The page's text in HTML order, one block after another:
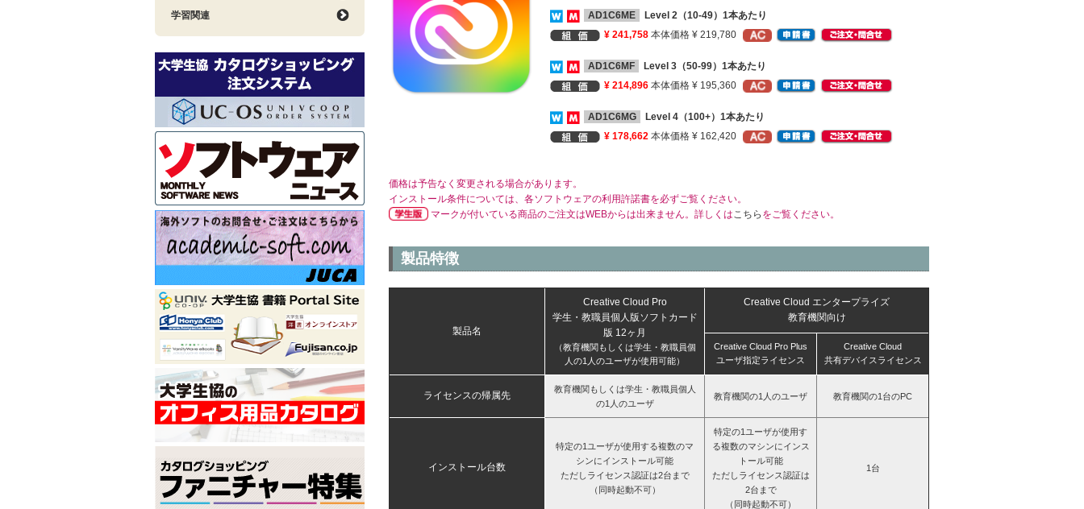
AD1C6ME
Level 2（10-49）1本あたり
¥ 241,758 本体価格 ¥ 219,780
AD1C6MF
Level 3（50-99）1本あたり
¥ 214,896 本体価格 ¥ 195,360
AD1C6MG
Level 4（100+）1本あたり
¥ 178,662 本体価格 ¥ 162,420
価格は予告なく変更される場合があります。
インストール条件については、各ソフトウェアの利用許諾書を必ずご覧ください。
マークが付いている商品のご注文はWEBからは出来ません。詳しくはこちら をご覧ください。
製品特徴
製品名
Creative Cloud Pro
学生・教職員個人版ソフトカード
版 12ヶ月
（教育機関もしくは学生・教職員個
人の1人のユーザが使用可能）
Creative Cloud エンタープライズ
教育機関向け
Creative Cloud Pro Plus
ユーザ指定ライセンス
Creative Cloud
共有デバイスライセンス
ライセンスの帰属先
教育機関もしくは学生・教職員個人
の1人のユーザ
教育機関の1人のユーザ 教育機関の1台のPC
インストール台数
特定の1ユーザが使用する複数のマ
シンにインストール可能
ただしライセンス認証は2台まで
（同時起動不可）
特定の1ユーザが使用す
る複数のマシンにインス
トール可能
ただしライセンス認証は
2台まで
（同時起動不可）
1台
学習関連